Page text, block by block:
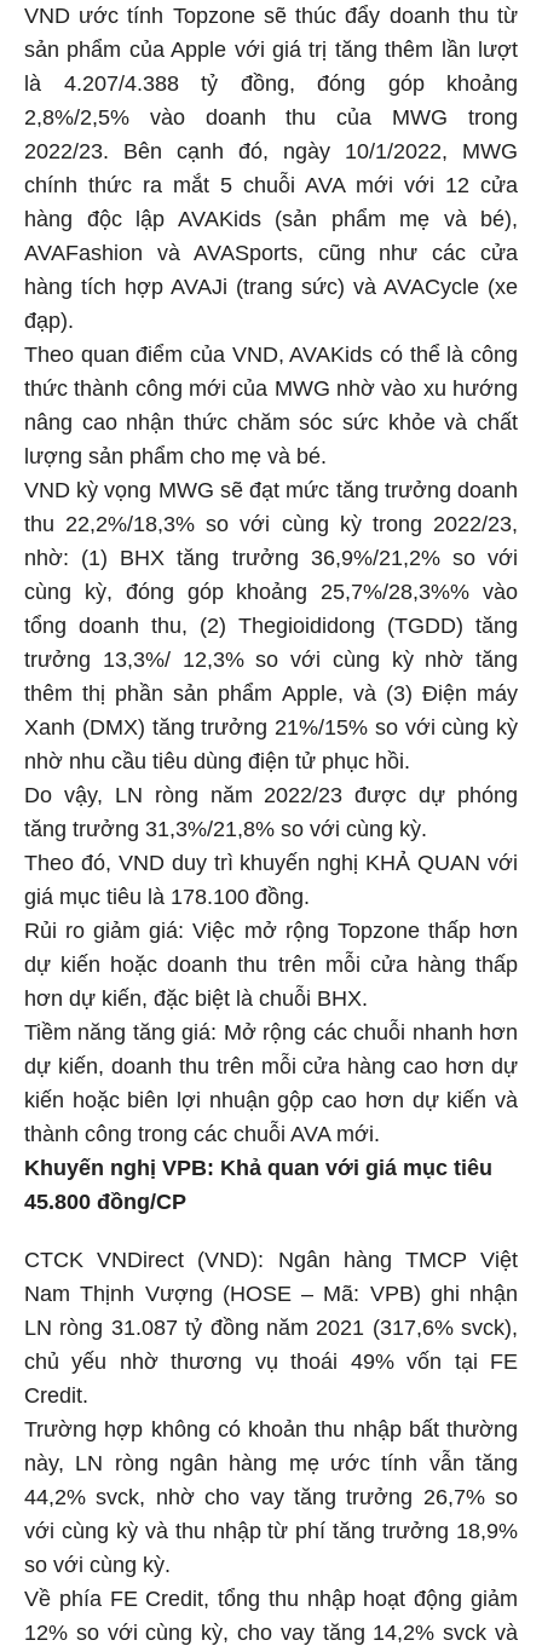
VND ước tính Topzone sẽ thúc đẩy doanh thu từ
sản phẩm của Apple với giá trị tăng thêm lần lượt
là 4.207/4.388 tỷ đồng, đóng góp khoảng
2,8%/2,5% vào doanh thu của MWG trong
2022/23. Bên cạnh đó, ngày 10/1/2022, MWG
chính thức ra mắt 5 chuỗi AVA mới với 12 cửa
hàng độc lập AVAKids (sản phẩm mẹ và bé),
AVAFashion và AVASports, cũng như các cửa
hàng tích hợp AVAJi (trang sức) và AVACycle (xe
đạp).
Theo quan điểm của VND, AVAKids có thể là công
thức thành công mới của MWG nhờ vào xu hướng
nâng cao nhận thức chăm sóc sức khỏe và chất
lượng sản phẩm cho mẹ và bé.
VND kỳ vọng MWG sẽ đạt mức tăng trưởng doanh
thu 22,2%/18,3% so với cùng kỳ trong 2022/23,
nhờ: (1) BHX tăng trưởng 36,9%/21,2% so với
cùng kỳ, đóng góp khoảng 25,7%/28,3%% vào
tổng doanh thu, (2) Thegioididong (TGDD) tăng
trưởng 13,3%/ 12,3% so với cùng kỳ nhờ tăng
thêm thị phần sản phẩm Apple, và (3) Điện máy
Xanh (DMX) tăng trưởng 21%/15% so với cùng kỳ
nhờ nhu cầu tiêu dùng điện tử phục hồi.
Do vậy, LN ròng năm 2022/23 được dự phóng
tăng trưởng 31,3%/21,8% so với cùng kỳ.
Theo đó, VND duy trì khuyến nghị KHẢ QUAN với
giá mục tiêu là 178.100 đồng.
Rủi ro giảm giá: Việc mở rộng Topzone thấp hơn
dự kiến hoặc doanh thu trên mỗi cửa hàng thấp
hơn dự kiến, đặc biệt là chuỗi BHX.
Tiềm năng tăng giá: Mở rộng các chuỗi nhanh hơn
dự kiến, doanh thu trên mỗi cửa hàng cao hơn dự
kiến hoặc biên lợi nhuận gộp cao hơn dự kiến và
thành công trong các chuỗi AVA mới.
Khuyến nghị VPB: Khả quan với giá mục tiêu
45.800 đồng/CP
CTCK VNDirect (VND): Ngân hàng TMCP Việt
Nam Thịnh Vượng (HOSE – Mã: VPB) ghi nhận
LN ròng 31.087 tỷ đồng năm 2021 (317,6% svck),
chủ yếu nhờ thương vụ thoái 49% vốn tại FE
Credit.
Trường hợp không có khoản thu nhập bất thường
này, LN ròng ngân hàng mẹ ước tính vẫn tăng
44,2% svck, nhờ cho vay tăng trưởng 26,7% so
với cùng kỳ và thu nhập từ phí tăng trưởng 18,9%
so với cùng kỳ.
Về phía FE Credit, tổng thu nhập hoạt động giảm
12% so với cùng kỳ, cho vay tăng 14,2% svck và